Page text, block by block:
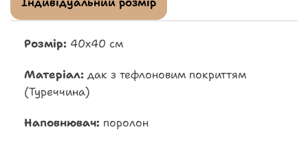
Розмір: 40х40 см
Матеріал: дак з тефлоновим покриттям
(Туреччина)
Наповнювач: поролон